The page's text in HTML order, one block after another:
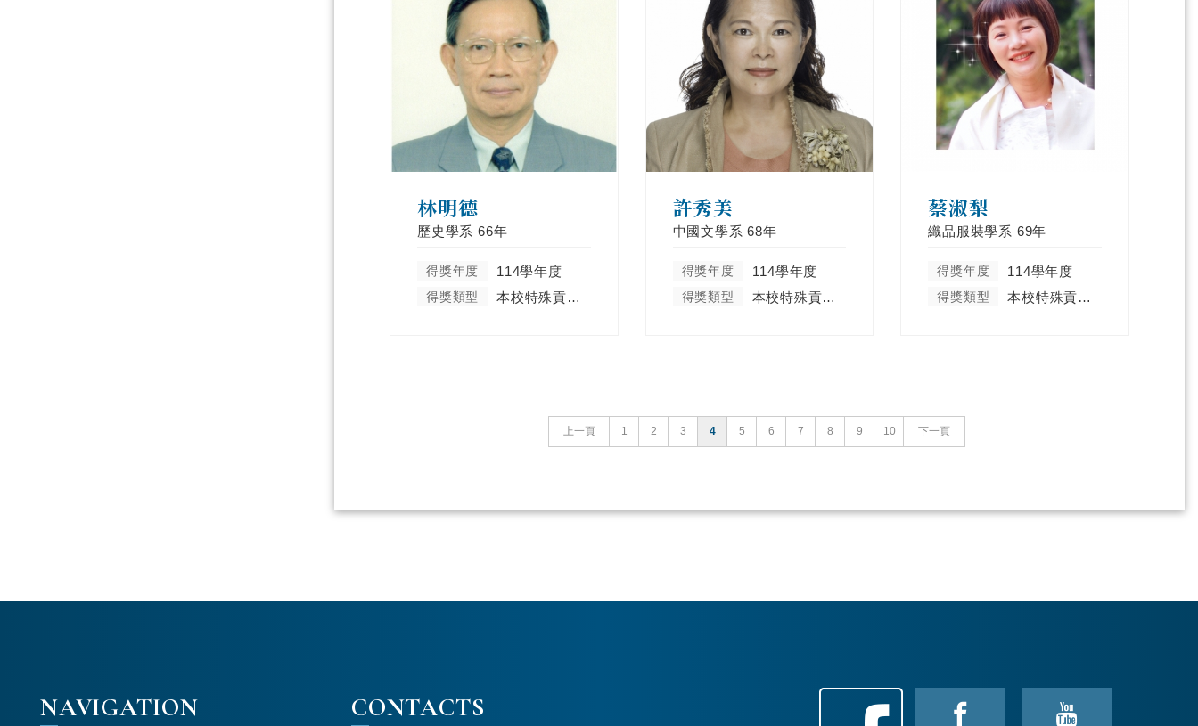
林明德
歷史學系 66年
得獎年度 114學年度
得獎類型 本校特殊貢獻類
許秀美
中國文學系 68年
得獎年度 114學年度
得獎類型 本校特殊貢獻類
蔡淑梨
織品服裝學系 69年
得獎年度 114學年度
得獎類型 本校特殊貢獻類
上一頁 1 2 3 4 5 6 7 8 9 10 下一頁
NAVIGATION CONTACTS